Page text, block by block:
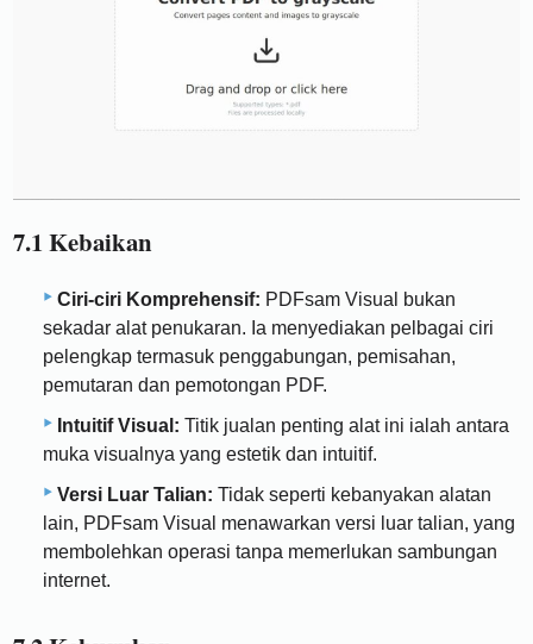
7.1 Kebaikan
Ciri-ciri Komprehensif: PDFsam Visual bukan
sekadar alat penukaran. Ia menyediakan pelbagai ciri
pelengkap termasuk penggabungan, pemisahan,
pemutaran dan pemotongan PDF.
Intuitif Visual: Titik jualan penting alat ini ialah antara
muka visualnya yang estetik dan intuitif.
Versi Luar Talian: Tidak seperti kebanyakan alatan
lain, PDFsam Visual menawarkan versi luar talian, yang
membolehkan operasi tanpa memerlukan sambungan
internet.